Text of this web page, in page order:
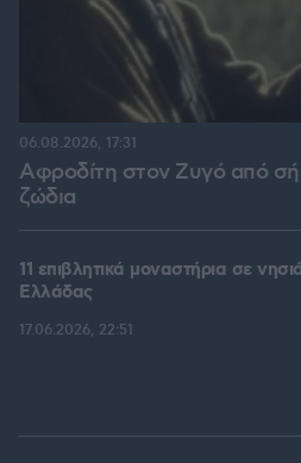
Αφροδίτη στον Ζυγό από
ζώδια
06.08.2026, 17:31
11 επιβλητικά μοναστήρια σε
Ελλάδας
17.06.2026, 22:51